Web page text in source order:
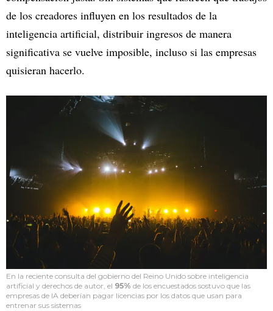
de los creadores influyen en los resultados de la
inteligencia artificial, distribuir ingresos de manera
significativa se vuelve imposible, incluso si las empresas
quisieran hacerlo.
En la reciente consulta del gobierno del Reino Unido sobre inteligencia
artificial y derechos de autor, el 95% de los encuestados sostuvo que las
empresas de IA deberían pagar licencias por los datos que usan para
entrenar sus sistemas